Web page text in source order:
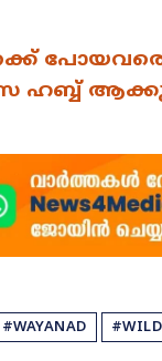
പോയവരെ
ഹബ്ബ്
#WAYANAD